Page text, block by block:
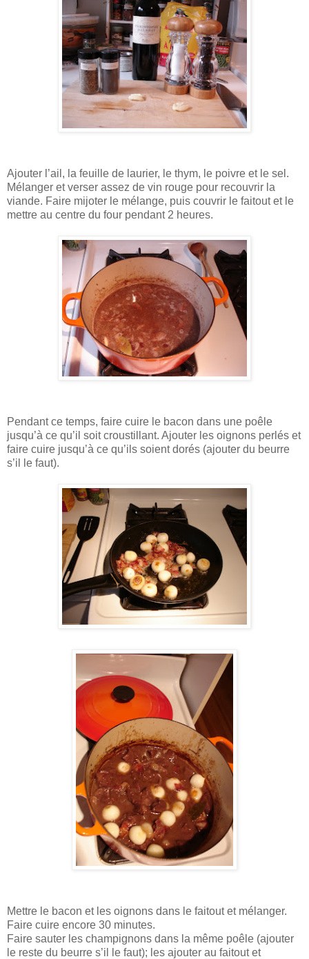
Ajouter l’ail, la feuille de laurier, le thym, le poivre et le sel.
Mélanger et verser assez de vin rouge pour recouvrir la
viande. Faire mijoter le mélange, puis couvrir le faitout et le
mettre au centre du four pendant 2 heures.
Pendant ce temps, faire cuire le bacon dans une poêle
jusqu’à ce qu’il soit croustillant. Ajouter les oignons perlés et
faire cuire jusqu’à ce qu’ils soient dorés (ajouter du beurre
s’il le faut).
Mettre le bacon et les oignons dans le faitout et mélanger.
Faire cuire encore 30 minutes.
Faire sauter les champignons dans la même poêle (ajouter
le reste du beurre s’il le faut); les ajouter au faitout et